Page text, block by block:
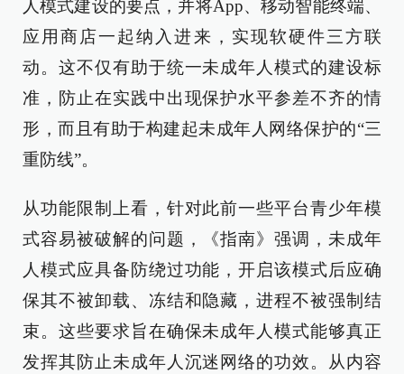
人模式建设的要点，并将App、移动智能终端、
应用商店一起纳入进来，实现软硬件三方联
动。这不仅有助于统一未成年人模式的建设标
准，防止在实践中出现保护水平参差不齐的情
形，而且有助于构建起未成年人网络保护的“三
重防线”。
从功能限制上看，针对此前一些平台青少年模
式容易被破解的问题，《指南》强调，未成年
人模式应具备防绕过功能，开启该模式后应确
保其不被卸载、冻结和隐藏，进程不被强制结
束。这些要求旨在确保未成年人模式能够真正
发挥其防止未成年人沉迷网络的功效。从内容